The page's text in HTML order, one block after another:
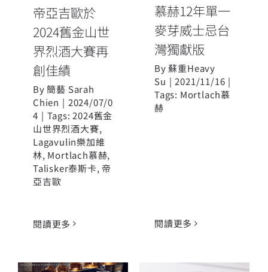
帝亞吉歐於
2024舊金山世
界烈酒大賽再
創佳績
By簡藝 Sarah
Chien | 2024/07/0
4 | Tags:2024舊金
山世界烈酒大賽,
Lagavulin樂加維
林, Mortlach慕赫,
Talisker泰斯卡, 帝
亞吉歐
閱讀更多
慕赫12年單一
麥芽威士忌台
灣獨獻版
By蘇重Heavy
Su | 2021/11/16 |
Tags: Mortlach慕
赫
閱讀更多